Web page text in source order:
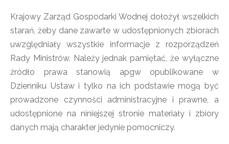
Krajowy Zarząd Gospodarki Wodnej dołożył wszelkich
starań, żeby dane zawarte w udostępnionych zbiorach
uwzględniały wszystkie informacje z rozporządzeń
Rady Ministrów. Należy jednak pamiętać, że wyłączne
źródło prawa stanowią apgw opublikowane w
Dzienniku Ustaw i tylko na ich podstawie mogą być
prowadzone czynności administracyjne i prawne, a
udostępnione na niniejszej stronie materiały i zbiory
danych mają charakter jedynie pomocniczy.